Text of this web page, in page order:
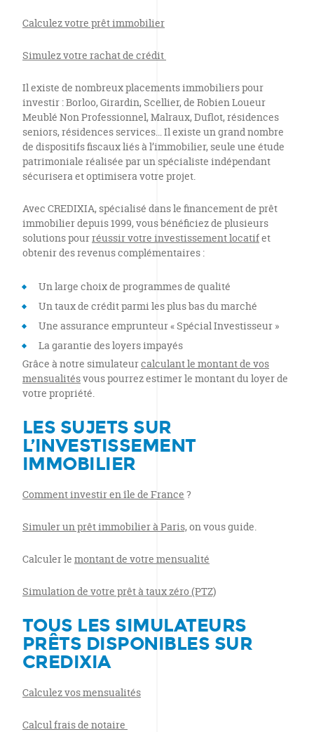
Calculez votre prêt immobilier
Simulez votre rachat de crédit
Il existe de nombreux placements immobiliers pour
investir : Borloo, Girardin, Scellier, de Robien Loueur
Meublé Non Professionnel, Malraux, Duflot, résidences
seniors, résidences services… Il existe un grand nombre
de dispositifs fiscaux liés à l’immobilier, seule une étude
patrimoniale réalisée par un spécialiste indépendant
sécurisera et optimisera votre projet.
Avec CREDIXIA, spécialisé dans le financement de prêt
immobilier depuis 1999, vous bénéficiez de plusieurs
solutions pourréussir votre investissement locatifet
obtenir des revenus complémentaires :
Un large choix de programmes de qualité
Un taux de crédit parmi les plus bas du marché
Une assurance emprunteur « Spécial Investisseur »
La garantie des loyers impayés
Grâce à notre simulateurcalculant le montant de vos
mensualitésvous pourrez estimer le montant du loyer de
votre propriété.
LES SUJETS SUR
L’INVESTISSEMENT
IMMOBILIER
Comment investir en île de France ?
Simuler un prêt immobilier à Paris, on vous guide.
Calculer le montant de votre mensualité
Simulation de votre prêt à taux zéro (PTZ)
TOUS LES SIMULATEURS
PRÊTS DISPONIBLES SUR
CREDIXIA
Calculez vos mensualités
Calcul frais de notaire